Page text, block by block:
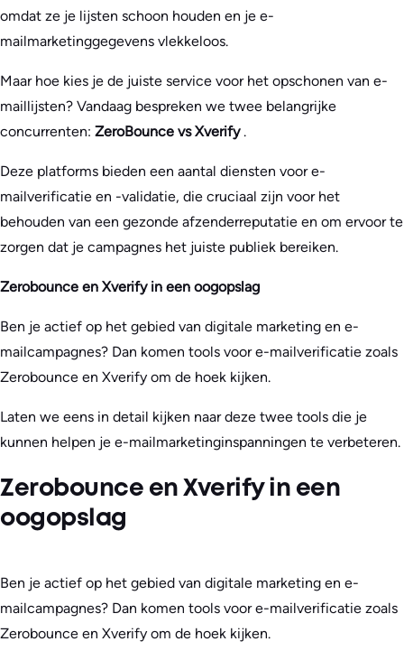
omdat ze je lijsten schoon houden en je e-
mailmarketinggegevens vlekkeloos.
Maar hoe kies je de juiste service voor het opschonen van e-
maillijsten? Vandaag bespreken we twee belangrijke
concurrenten: ZeroBounce vs Xverify.
Deze platforms bieden een aantal diensten voor e-
mailverificatie en -validatie, die cruciaal zijn voor het
behouden van een gezonde afzenderreputatie en om ervoor te
zorgen dat je campagnes het juiste publiek bereiken.
Zerobounce en Xverify in een oogopslag
Ben je actief op het gebied van digitale marketing en e-
mailcampagnes? Dan komen tools voor e-mailverificatie zoals
Zerobounce en Xverify om de hoek kijken.
Laten we eens in detail kijken naar deze twee tools die je
kunnen helpen je e-mailmarketinginspanningen te verbeteren.
Zerobounce en Xverify in een
oogopslag
Ben je actief op het gebied van digitale marketing en e-
mailcampagnes? Dan komen tools voor e-mailverificatie zoals
Zerobounce en Xverify om de hoek kijken.